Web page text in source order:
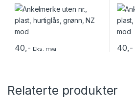
40,- Eks. mva 40,-
Relaterte produkter